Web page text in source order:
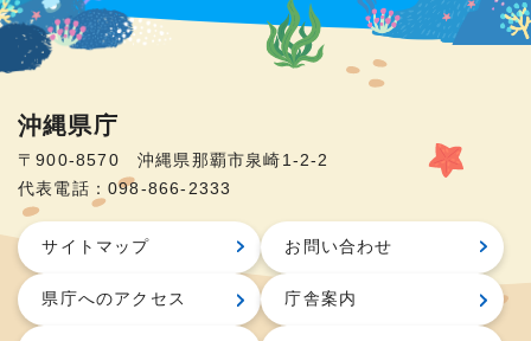
沖縄県庁
〒900-8570 沖縄県那覇市泉崎1-2-2
代表電話：098-866-2333
サイトマップ お問い合わせ
県庁へのアクセス 庁舎案内